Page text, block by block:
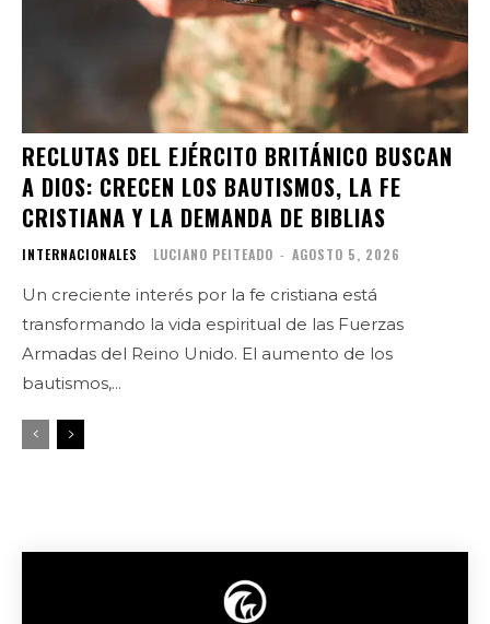
RECLUTAS DEL EJÉRCITO BRITÁNICO BUSCAN
A DIOS: CRECEN LOS BAUTISMOS, LA FE
CRISTIANA Y LA DEMANDA DE BIBLIAS
INTERNACIONALES LUCIANO PEITEADO - AGOSTO 5, 2026
Un creciente interés por la fe cristiana está
transformando la vida espiritual de las Fuerzas
Armadas del Reino Unido. El aumento de los
bautismos,...